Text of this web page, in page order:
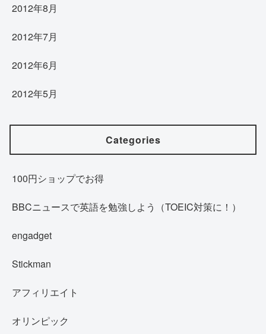
2012年8月
2012年7月
2012年6月
2012年5月
Categories
100円ショップでお得
BBCニュースで英語を勉強しよう（TOEIC対策に！）
engadget
Stickman
アフィリエイト
オリンピック